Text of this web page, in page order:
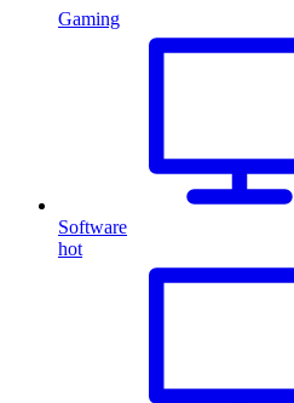
Gaming
Software
hot